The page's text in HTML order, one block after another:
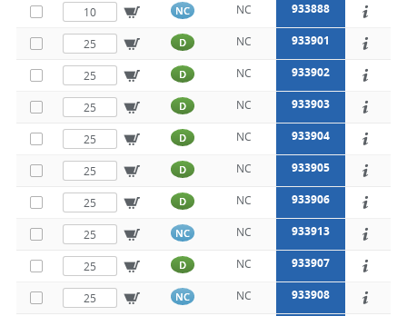
NC NC 933888
D NC 933901
D NC 933902
D NC 933903
D NC 933904
D NC 933905
D NC 933906
NC NC 933913
D NC 933907
NC NC 933908